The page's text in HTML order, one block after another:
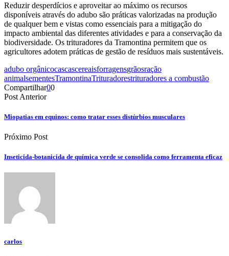
Reduzir desperdícios e aproveitar ao máximo os recursos
disponíveis através do adubo são práticas valorizadas na produção
de qualquer bem e vistas como essenciais para a mitigação do
impacto ambiental das diferentes atividades e para a conservação da
biodiversidade. Os trituradores da Tramontina permitem que os
agricultores adotem práticas de gestão de resíduos mais sustentáveis.
adubo orgânicocascascereaisforragensgrãosração
animalsementesTramontinaTrituradorestrituradores a combustão
Compartilhar00
Post Anterior
Miopatias em equinos: como tratar esses distúrbios musculares
Próximo Post
Inseticida-botanicida de química verde se consolida como ferramenta eficaz
carlos